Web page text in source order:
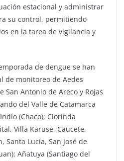
estacional y administrar
su control, permitiendo
en la tarea de vigilancia y
de dengue se han
de monitoreo de Aedes
San Antonio de Areco y Rojas
del Valle de Catamarca
(Chaco); Clorinda
Villa Karuse, Caucete,
Santa Lucía, San José de
Añatuya (Santiago del